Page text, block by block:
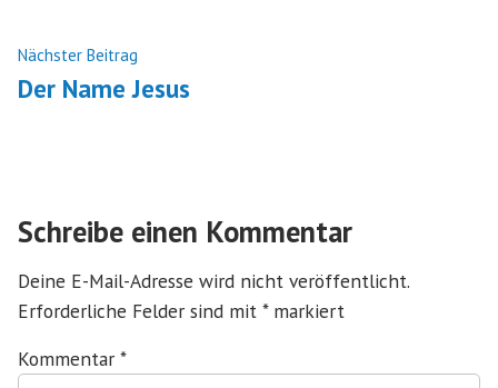
Nächster Beitrag
Beitrag:
Der Name Jesus
Schreibe einen Kommentar
Deine E-Mail-Adresse wird nicht veröffentlicht.
Erforderliche Felder sind mit *markiert
Kommentar *